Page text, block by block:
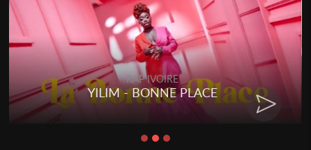
RAP IVOIRE
YILIM - BONNE PLACE